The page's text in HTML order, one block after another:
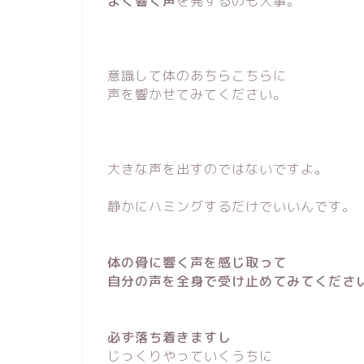
意識して体のあちらこちらに
声を響かせてみてください。
大きな声を出すのではないですよ。
静かにハミングするだけでいいんです。
体の骨に響く声を感じ取って
自分の声を全身で受け止めてみてくださ
必ず落ち着きますし
じっくりやっていくうちに